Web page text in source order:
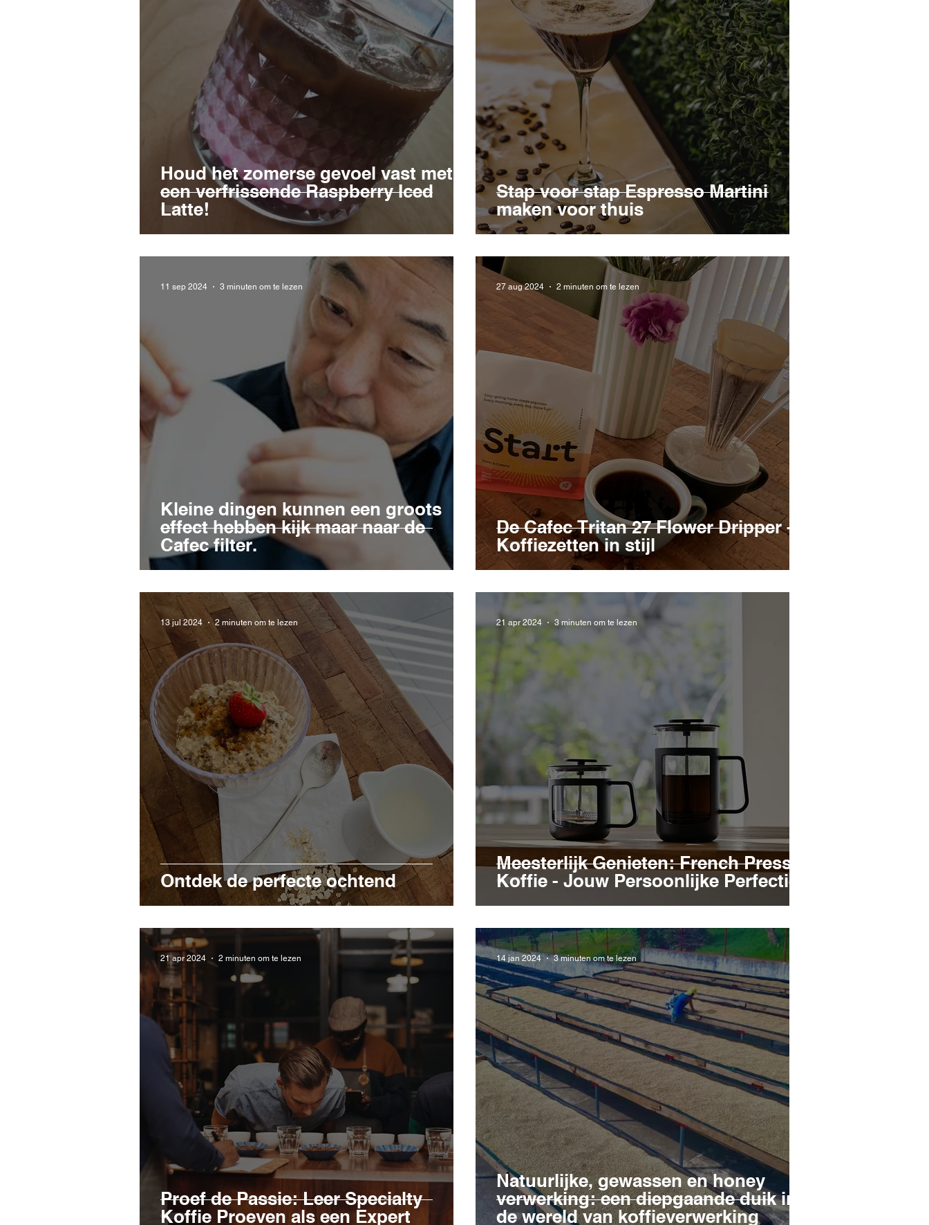
Houd het zomerse gevoel vast met
een verfrissende Raspberry Iced
Latte!
Stap voor stap Espresso Martini
maken voor thuis
Kleine dingen kunnen een groots
effect hebben kijk maar naar de
Cafec filter.
11 sep 2024 3 minuten om te lezen
De Cafec Tritan 27 Flower Dripper -
Koffiezetten in stijl
27 aug 2024 2 minuten om te lezen
Ontdek de perfecte ochtend
13 jul 2024 2 minuten om te lezen
Meesterlijk Genieten: French Press
Koffie - Jouw Persoonlijke Perfectie!
21 apr 2024 3 minuten om te lezen
Proef de Passie: Leer Specialty
Koffie Proeven als een Expert
21 apr 2024 2 minuten om te lezen
Natuurlijke, gewassen en honey
verwerking: een diepgaande duik in
de wereld van koffieverwerking
14 jan 2024 3 minuten om te lezen